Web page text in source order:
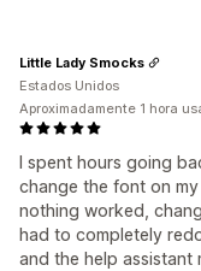
I spent hours going
change the font on
nothing worked,
had to completely
and the help assistant
Little Lady Smocks
Estados Unidos
Aproximadamente 1 hora